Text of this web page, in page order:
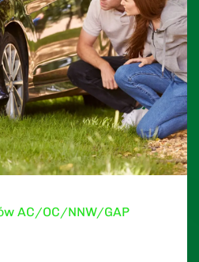
AC/OC/NNW/GAP